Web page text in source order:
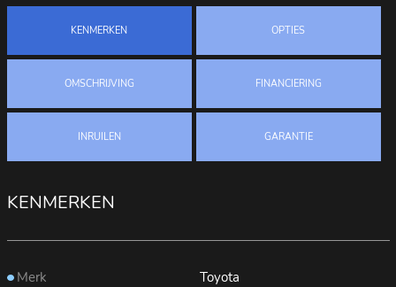
KENMERKEN OPTIES
OMSCHRIJVING FINANCIERING
INRUILEN GARANTIE
KENMERKEN
Merk
Toyota